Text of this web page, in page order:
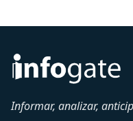
Informar, analizar,